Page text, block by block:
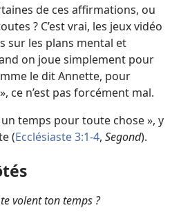
de ces affirmations, ou
? C’est vrai, les jeux vidéo
sur les plans mental et
on joue simplement pour
le dit Annette, pour
ce n’est pas forcément mal.
un temps pour toute chose », y
(Ecclésiaste 3:1-4, Segond).
volent ton temps ?